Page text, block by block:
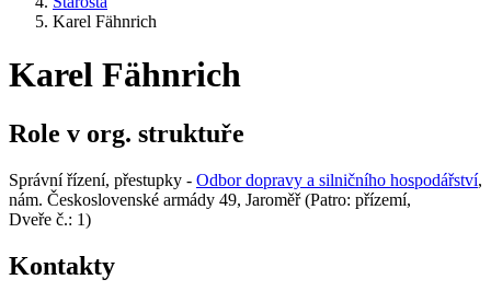
Karel Fähnrich
Karel Fähnrich
Role v org. struktuře
Správní řízení, přestupky - Odbor dopravy a silničního hospodářství,
nám. Československé armády 49, Jaroměř (Patro: přízemí,
Dveře č.: 1)
Kontakty